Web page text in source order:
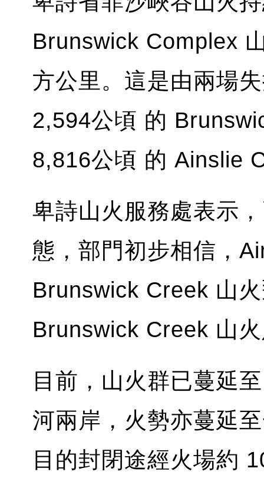
Brunswick Complex
方公里。這是由兩場
2,594公頃 的
8,816公頃 的 Ainslie
卑詩山火服務處表示
態，部門初步相信，
Brunswick Creek 山
Brunswick Creek 山
目前，山火群已蔓延
河兩岸，火勢亦蔓延
目的封閉途經火場約